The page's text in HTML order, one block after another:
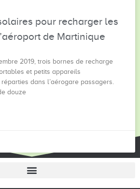
pour recharger les
de Martinique
2019, trois bornes de recharge
et petits appareils
dans l’aérogare passagers.
douze